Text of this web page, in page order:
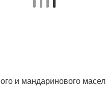
и мандаринового масел